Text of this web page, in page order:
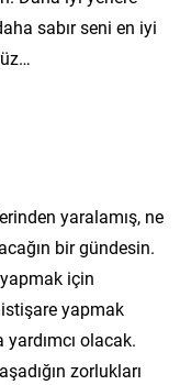
sabır seni en iyi
yaralamış, ne
bir gündesin.
için
yapmak
olacak.
zorlukları